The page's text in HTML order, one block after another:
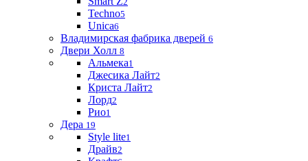
Techno5
Unica6
Владимирская фабрика дверей 6
Двери Холл 8
Альмека1
Джесика Лайт2
Криста Лайт2
Лорд2
Рио1
Дера 19
Style lite1
Драйв2